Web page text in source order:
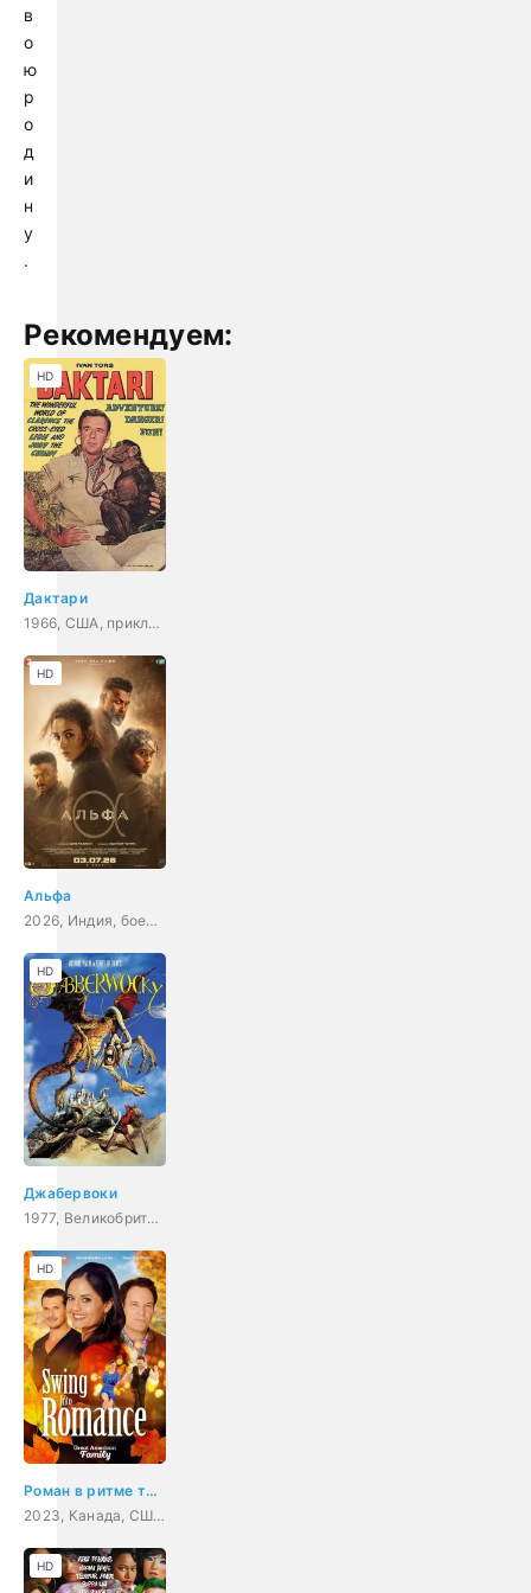
в
о
ю
р
о
д
и
н
у
.
Рекомендуем:
Дактари
1966, США, приключения, семейный
HD
Альфа
2026, Индия, боевик, триллер
HD
Джабервоки
1977, Великобритания, фэнтези, комедия, приключения
HD
Роман в ритме танца
2023, Канада, США, драма
HD
HD